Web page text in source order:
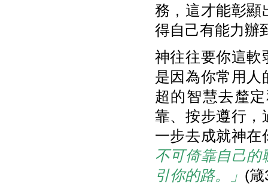
務，這才能彰顯
得自己有能力辦
神往往要你這軟
是因為你常用人
超的智慧去釐
靠、按步遵行，
一步去成就神在
不可倚靠自己的
引你的路。
」 (